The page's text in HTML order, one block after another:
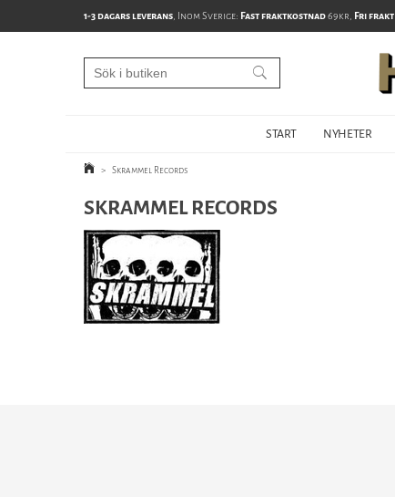
1-3 dagars leverans, Inom Sverige: Fast fraktkostnad69kr, Fri frakt
START NYHETER
> Skrammel Records
SKRAMMEL RECORDS